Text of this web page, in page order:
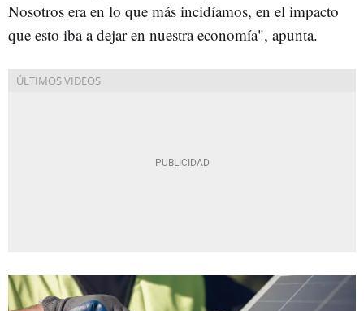
Nosotros era en lo que más incidíamos, en el impacto
que esto iba a dejar en nuestra economía", apunta.